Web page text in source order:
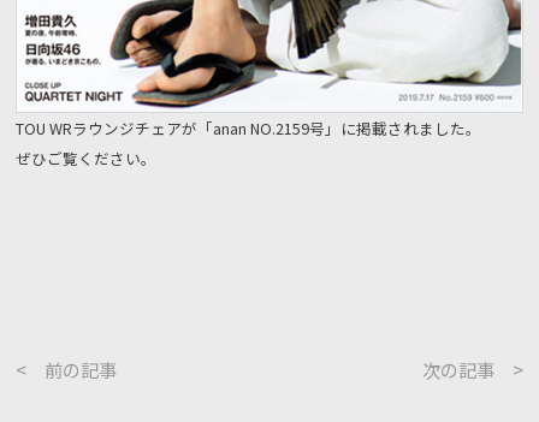
TOU WRラウンジチェアが「anan NO.2159号」に掲載されました。
ぜひご覧ください。
< 前の記事 次の記事 >